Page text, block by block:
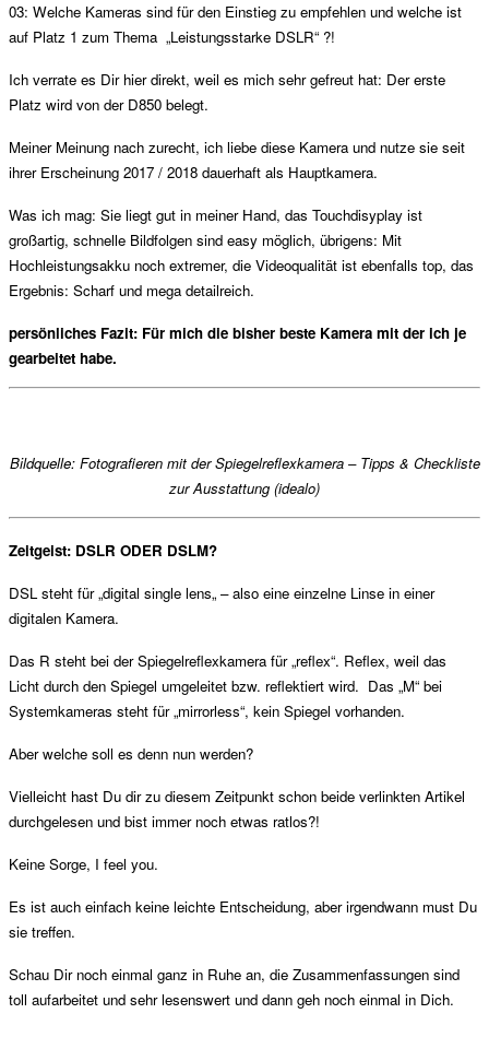
03: Welche Kameras sind für den Einstieg zu empfehlen und welche ist
auf Platz 1 zum Thema „Leistungsstarke DSLR“ ?!
Ich verrate es Dir hier direkt, weil es mich sehr gefreut hat: Der erste
Platz wird von der D850 belegt.
Meiner Meinung nach zurecht, ich liebe diese Kamera und nutze sie seit
ihrer Erscheinung 2017 / 2018 dauerhaft als Hauptkamera.
Was ich mag: Sie liegt gut in meiner Hand, das Touchdisyplay ist
großartig, schnelle Bildfolgen sind easy möglich, übrigens: Mit
Hochleistungsakku noch extremer, die Videoqualität ist ebenfalls top, das
Ergebnis: Scharf und mega detailreich.
persönliches Fazit: Für mich die bisher beste Kamera mit der ich je
gearbeitet habe.
Bildquelle: Fotografieren mit der Spiegelreflexkamera – Tipps & Checkliste
zur Ausstattung (idealo)
Zeitgeist: DSLR ODER DSLM?
DSL steht für „digital single lens„ – also eine einzelne Linse in einer
digitalen Kamera.
Das R steht bei der Spiegelreflexkamera für „reflex“. Reflex, weil das
Licht durch den Spiegel umgeleitet bzw. reflektiert wird. Das „M“ bei
Systemkameras steht für „mirrorless“, kein Spiegel vorhanden.
Aber welche soll es denn nun werden?
Vielleicht hast Du dir zu diesem Zeitpunkt schon beide verlinkten Artikel
durchgelesen und bist immer noch etwas ratlos?!
Keine Sorge, I feel you.
Es ist auch einfach keine leichte Entscheidung, aber irgendwann must Du
sie treffen.
Schau Dir noch einmal ganz in Ruhe an, die Zusammenfassungen sind
toll aufarbeitet und sehr lesenswert und dann geh noch einmal in Dich.